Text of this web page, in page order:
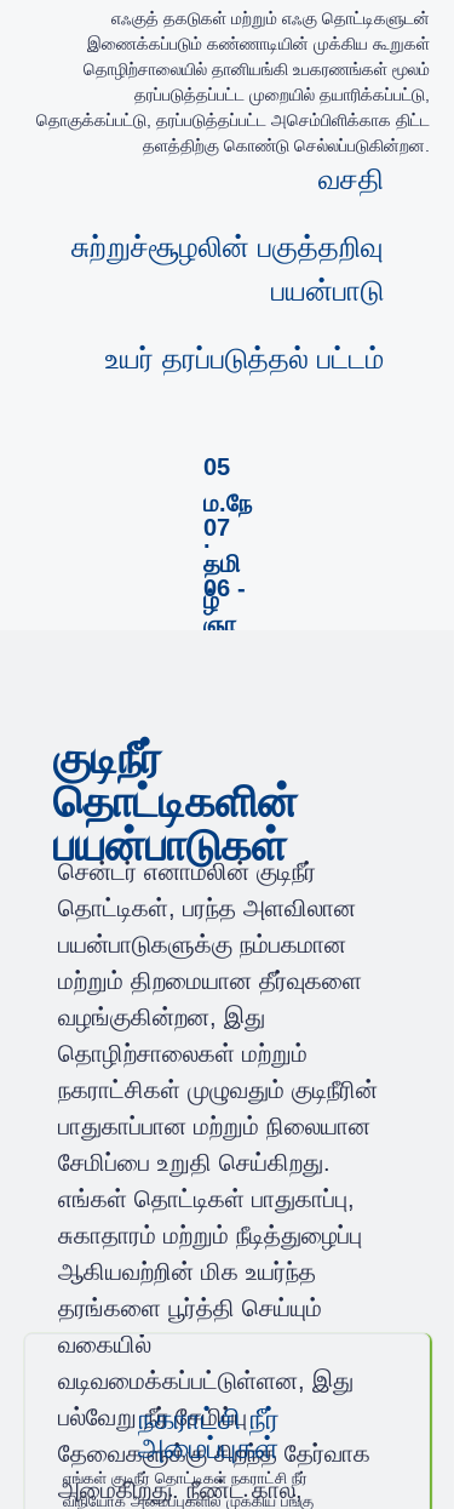
வசதி
05
ம.நே
.
எஃகுத் தகடுகள் மற்றும் எஃகு தொட்டிகளுடன்
இணைக்கப்படும் கண்ணாடியின் முக்கிய கூறுகள்
தொழிற்சாலையில் தானியங்கி உபகரணங்கள் மூலம்
தரப்படுத்தப்பட்ட முறையில் தயாரிக்கப்பட்டு,
தொகுக்கப்பட்டு, தரப்படுத்தப்பட்ட அசெம்பிளிக்காக திட்ட
தளத்திற்கு கொண்டு செல்லப்படுகின்றன.
06 -
ஞா
உயர் தரப்படுத்தல் பட்டம்
சுற்றுச்சூழலின் பகுத்தறிவு
பயன்பாடு
07
தமி
ழ்
குடிநீர்
தொட்டிகளின்
பயன்பாடுகள்
சென்டர் எனாமலின் குடிநீர்
தொட்டிகள், பரந்த அளவிலான
பயன்பாடுகளுக்கு நம்பகமான
மற்றும் திறமையான தீர்வுகளை
வழங்குகின்றன, இது
தொழிற்சாலைகள் மற்றும்
நகராட்சிகள் முழுவதும் குடிநீரின்
பாதுகாப்பான மற்றும் நிலையான
சேமிப்பை உறுதி செய்கிறது.
எங்கள் தொட்டிகள் பாதுகாப்பு,
சுகாதாரம் மற்றும் நீடித்துழைப்பு
ஆகியவற்றின் மிக உயர்ந்த
தரங்களை பூர்த்தி செய்யும்
வகையில்
வடிவமைக்கப்பட்டுள்ளன, இது
பல்வேறு நீர் சேமிப்பு
தேவைகளுக்கு சிறந்த தேர்வாக
அமைகிறது. நீண்ட கால,
நகராட்சி நீர்
அமைப்புகள்
எங்கள் குடிநீர் தொட்டிகள் நகராட்சி நீர்
விநியோக அமைப்புகளில் முக்கிய பங்கு